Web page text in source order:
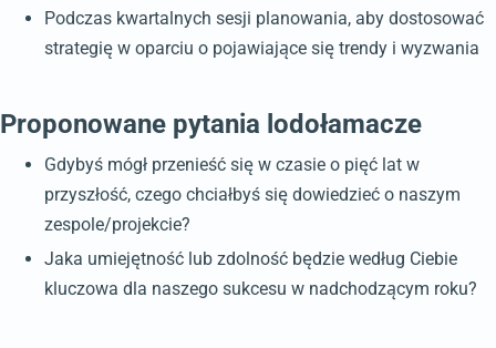
Podczas kwartalnych sesji planowania, aby dostosować
strategię w oparciu o pojawiające się trendy i wyzwania
Proponowane pytania lodołamacze
Gdybyś mógł przenieść się w czasie o pięć lat w
przyszłość, czego chciałbyś się dowiedzieć o naszym
zespole/projekcie?
Jaka umiejętność lub zdolność będzie według Ciebie
kluczowa dla naszego sukcesu w nadchodzącym roku?